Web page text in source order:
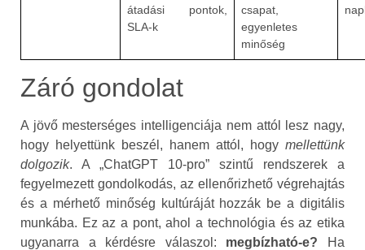
átadási pontok,
SLA‑k
csapat,
egyenletes
minőség
Záró gondolat
A jövő mesterséges intelligenciája nem attól lesz nagy,
hogy helyettünk beszél, hanem attól, hogy mellettünk
dolgozik. A „ChatGPT 10‑pro” szintű rendszerek a
fegyelmezett gondolkodás, az ellenőrizhető végrehajtás
és a mérhető minőség kultúráját hozzák be a digitális
munkába. Ez az a pont, ahol a technológia és az etika
ugyanarra a kérdésre válaszol: megbízható‑e? Ha